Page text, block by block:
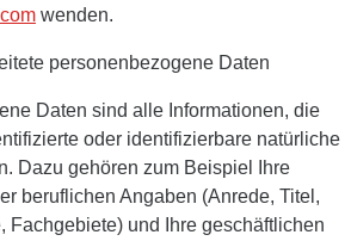
wenden.
personenbezogene Daten
Daten sind alle Informationen, die
oder identifizierbare natürliche
Dazu gehören zum Beispiel Ihre
beruflichen Angaben (Anrede, Titel,
Fachgebiete) und Ihre geschäftlichen